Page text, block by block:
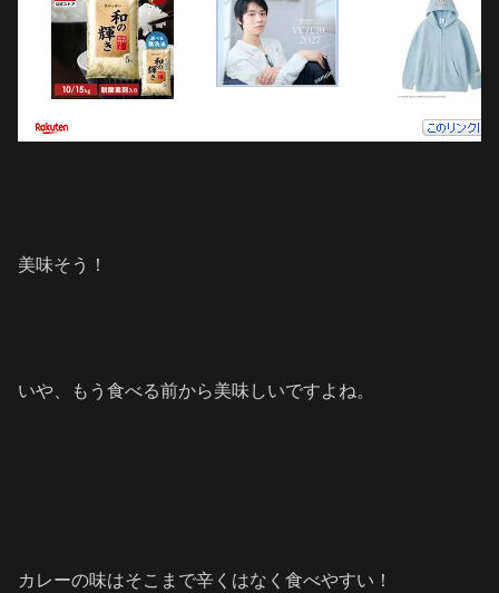
美味そう！
いや、もう食べる前から美味しいですよね。
カレーの味はそこまで辛くはなく食べやすい！